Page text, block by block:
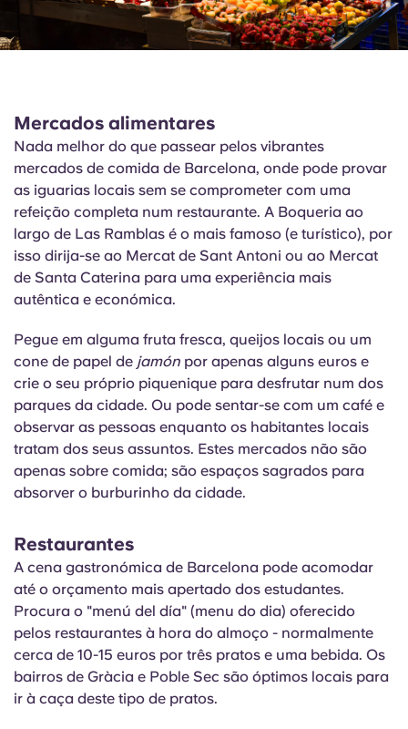
Mercados alimentares
Nada melhor do que passear pelos vibrantes
mercados de comida de Barcelona, onde pode provar
as iguarias locais sem se comprometer com uma
refeição completa num restaurante. A Boqueria ao
largo de Las Ramblas é o mais famoso (e turístico), por
isso dirija-se ao Mercat de Sant Antoni ou ao Mercat
de Santa Caterina para uma experiência mais
autêntica e económica.
Pegue em alguma fruta fresca, queijos locais ou um
cone de papel de jamón por apenas alguns euros e
crie o seu próprio piquenique para desfrutar num dos
parques da cidade. Ou pode sentar-se com um café e
observar as pessoas enquanto os habitantes locais
tratam dos seus assuntos. Estes mercados não são
apenas sobre comida; são espaços sagrados para
absorver o burburinho da cidade.
Restaurantes
A cena gastronómica de Barcelona pode acomodar
até o orçamento mais apertado dos estudantes.
Procura o "menú del día" (menu do dia) oferecido
pelos restaurantes à hora do almoço - normalmente
cerca de 10-15 euros por três pratos e uma bebida. Os
bairros de Gràcia e Poble Sec são óptimos locais para
ir à caça deste tipo de pratos.